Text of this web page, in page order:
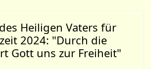
Heiligen Vaters für
2024: "Durch die
Gott uns zur Freiheit"